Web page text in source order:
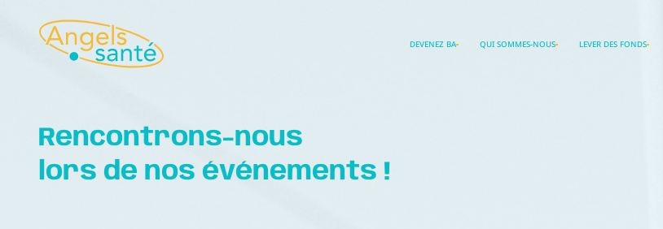
DEVENEZ BA QUI SOMMES-NOUS LEVER DES FONDS
Rencontrons-nous
lors de nos événements !